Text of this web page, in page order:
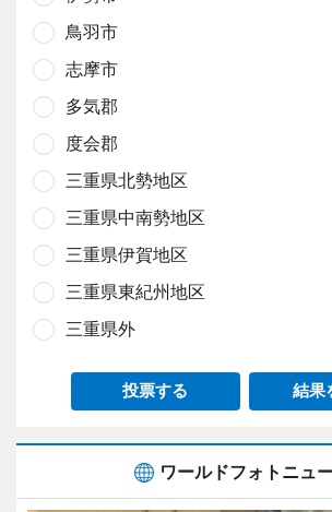
鳥羽市
志摩市
多気郡
度会郡
三重県北勢地区
三重県中南勢地区
三重県伊賀地区
三重県東紀州地区
三重県外
投票する 結果
ワールドフォトニュ